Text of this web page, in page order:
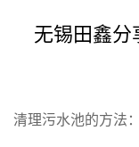
无锡田鑫
清理污水池的方法：